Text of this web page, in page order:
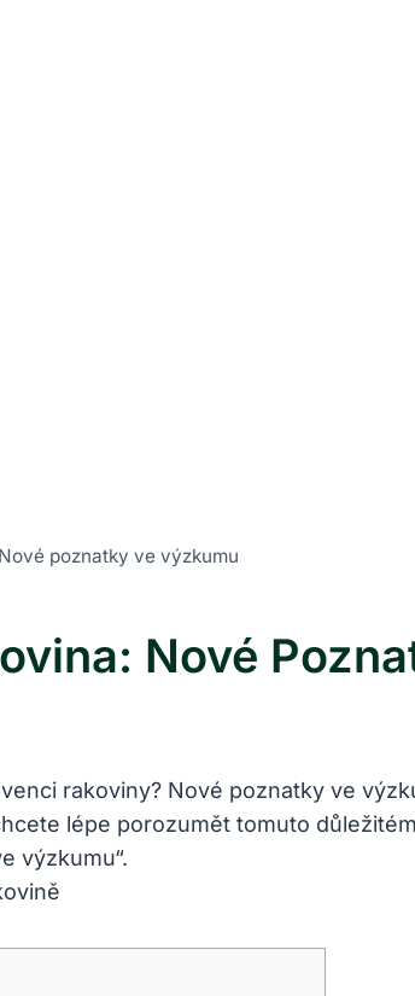
poznatky ve výzkumu
Nové
rakoviny? Nové poznatky ve
lépe porozumět tomuto
výzkumu“.